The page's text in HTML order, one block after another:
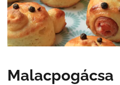
Malacpogácsa